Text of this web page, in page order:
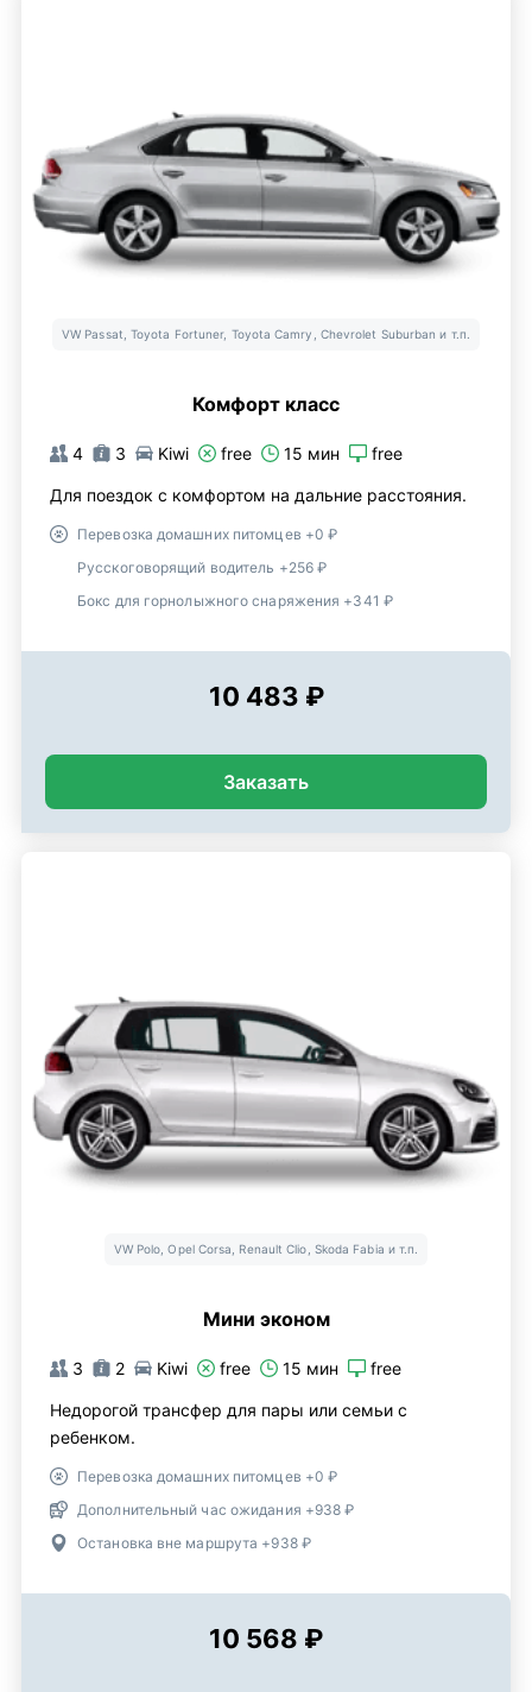
VW Passat, Toyota Fortuner, Toyota Camry, Chevrolet Suburban и т.п.
Комфорт класс
4 3 Kiwi free 15 мин free
Для поездок с комфортом на дальние расстояния.
Перевозка домашних питомцев +0 ₽
Русскоговорящий водитель +256 ₽
Бокс для горнолыжного снаряжения +341 ₽
10 483 ₽
Заказать
VW Polo, Opel Corsa, Renault Clio, Skoda Fabia и т.п.
Мини эконом
3 2 Kiwi free 15 мин free
Недорогой трансфер для пары или семьи с
ребенком.
Перевозка домашних питомцев +0 ₽
Дополнительный час ожидания +938 ₽
Остановка вне маршрута +938 ₽
10 568 ₽